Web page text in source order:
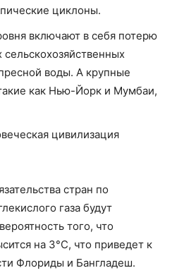
циклоны.
включают в себя потерю
воды. А крупные
как Нью-Йорк и Мумбаи,
цивилизация
стран по
газа будут
того, что
на 3°C, что приведет к
Флориды и Бангладеш.